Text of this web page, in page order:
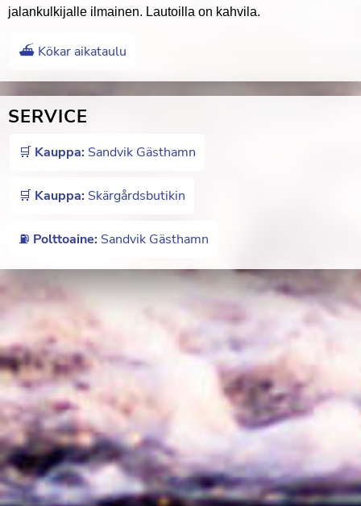
jalankulkijalle ilmainen. Lautoilla on kahvila.
⛴️ Kökar aikataulu
SERVICE
🛒 Kauppa: Sandvik Gästhamn
🛒 Kauppa: Skärgårdsbutikin
⛽️ Polttoaine: Sandvik Gästhamn